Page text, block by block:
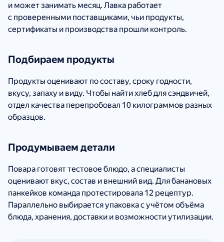
и может занимать месяц. Лавка работает
с проверенными поставщиками, чьи продукты,
сертификаты и производства прошли контроль.
Подбираем продукты
Продукты оценивают по составу, сроку годности,
вкусу, запаху и виду. Чтобы найти хлеб для сэндвичей,
отдел качества перепробовал 10 килограммов разных
образцов.
Продумываем детали
Повара готовят тестовое блюдо, а специалисты
оценивают вкус, состав и внешний вид. Для банановых
панкейков команда протестировала 12 рецептур.
Параллельно выбирается упаковка с учётом объёма
блюда, хранения, доставки и возможности утилизации.